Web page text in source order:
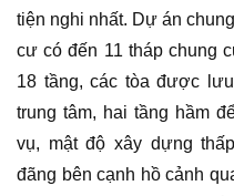
tiện nghi nhất. Dự án
cư có đến 11 tháp chung
18 tầng, các tòa được
trung tâm, hai tầng hầm
vụ, mật độ xây dựng
đãng bên cạnh hồ cảnh